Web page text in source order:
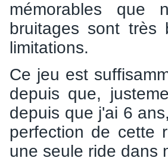
mémorables que
bruitages sont
limitations.
Ce jeu est
depuis que,
depuis que j'ai 6
perfection de cette
une seule ride dans